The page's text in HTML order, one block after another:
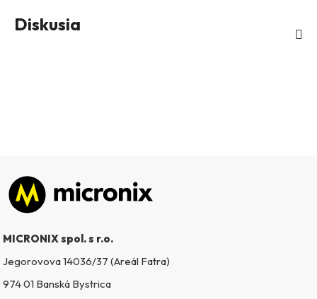
Diskusia
Zápätie
MICRONIX spol. s r.o.
Jegorovova 14036/37 (Areál Fatra)
974 01 Banská Bystrica